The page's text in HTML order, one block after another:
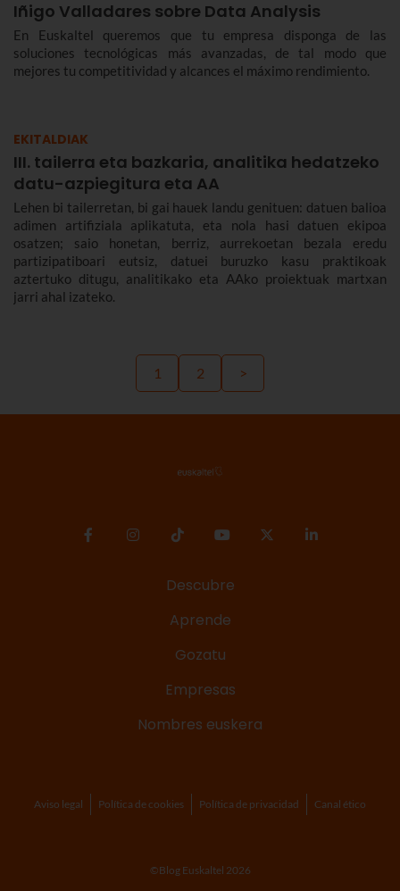
Iñigo Valladares sobre Data Analysis
En Euskaltel queremos que tu empresa disponga de las
soluciones tecnológicas más avanzadas, de tal modo que
mejores tu competitividad y alcances el máximo rendimiento.
EKITALDIAK
III. tailerra eta bazkaria, analitika hedatzeko
datu-azpiegitura eta AA
Lehen bi tailerretan, bi gai hauek landu genituen: datuen balioa
adimen artifiziala aplikatuta, eta nola hasi datuen ekipoa
osatzen; saio honetan, berriz, aurrekoetan bezala eredu
partizipatiboari eutsiz, datuei buruzko kasu praktikoak
aztertuko ditugu, analitikako eta AAko proiektuak martxan
jarri ahal izateko.
1 2 >
Descubre
Aprende
Gozatu
Empresas
Nombres euskera
Aviso legal Política de cookies Política de privacidad Canal ético
©Blog Euskaltel 2026